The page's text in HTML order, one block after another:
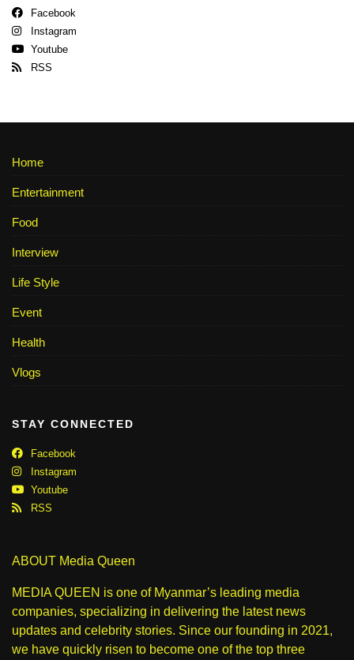
Facebook
Instagram
Youtube
RSS
Home
Entertainment
Food
Interview
Life Style
Event
Health
Vlogs
STAY CONNECTED
Facebook
Instagram
Youtube
RSS
ABOUT Media Queen
MEDIA QUEEN is one of Myanmar’s leading media
companies, specializing in delivering the latest news
updates and celebrity stories. Since our founding in 2021,
we have quickly risen to become one of the top three